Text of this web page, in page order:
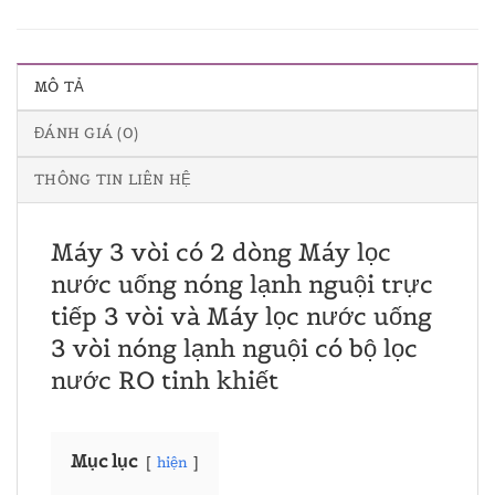
MÔ TẢ
ĐÁNH GIÁ (0)
THÔNG TIN LIÊN HỆ
Máy 3 vòi có 2 dòng Máy lọc
nước uống nóng lạnh nguội trực
tiếp 3 vòi và Máy lọc nước uống
3 vòi nóng lạnh nguội có bộ lọc
nước RO tinh khiết
Mục lục hiện